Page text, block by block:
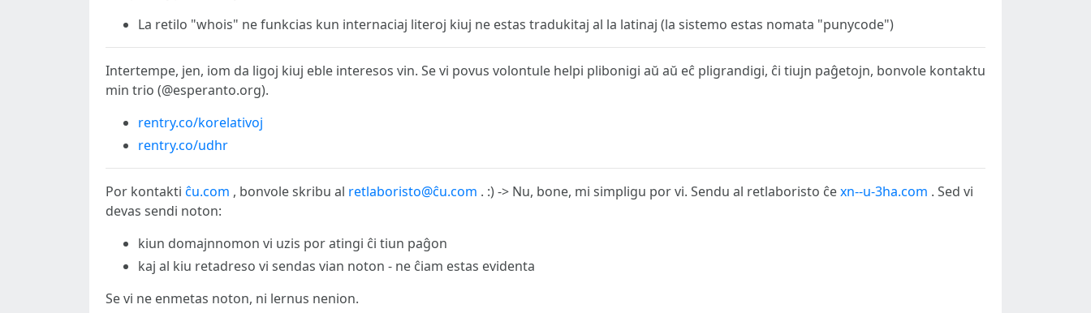
La retilo "whois" ne funkcias kun internaciaj literoj kiuj ne estas tradukitaj al la latinaj (la sistemo estas nomata "punycode")
Intertempe, jen, iom da ligoj kiuj eble interesos vin. Se vi povus volontule helpi plibonigi aŭ aŭ eĉ pligrandigi, ĉi tiujn paĝetojn, bonvole kontaktu
min trio (@esperanto.org).
rentry.co/korelativoj
rentry.co/udhr
Por kontakti ĉu.com , bonvole skribu al retlaboristo@ĉu.com . :) -> Nu, bone, mi simpligu por vi. Sendu al retlaboristo ĉexn--u-3ha.com . Sed vi
devas sendi noton:
kiun domajnnomon vi uzis por atingi ĉi tiun paĝon
kaj al kiu retadreso vi sendas vian noton - ne ĉiam estas evidenta
Se vi ne enmetas noton, ni lernus nenion.